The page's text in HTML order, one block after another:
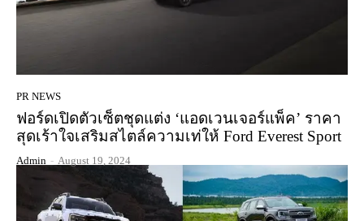
PR NEWS
ฟอร์ดเปิดตัวเซ็ตชุดแต่ง ‘แอดเวนเจอร์แพ็ค’ ราคา
สุดเร้าใจเสริมสไตล์ความเท่ให้ Ford Everest Sport
Admin - August 19, 2024